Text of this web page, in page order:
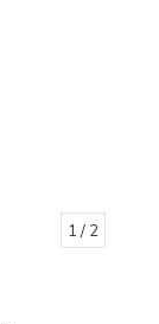
1 / 2